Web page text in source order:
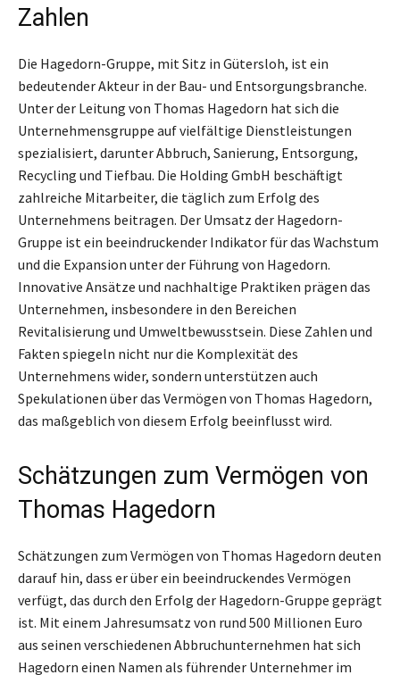
Zahlen
Die Hagedorn-Gruppe, mit Sitz in Gütersloh, ist ein
bedeutender Akteur in der Bau- und Entsorgungsbranche.
Unter der Leitung von Thomas Hagedorn hat sich die
Unternehmensgruppe auf vielfältige Dienstleistungen
spezialisiert, darunter Abbruch, Sanierung, Entsorgung,
Recycling und Tiefbau. Die Holding GmbH beschäftigt
zahlreiche Mitarbeiter, die täglich zum Erfolg des
Unternehmens beitragen. Der Umsatz der Hagedorn-
Gruppe ist ein beeindruckender Indikator für das Wachstum
und die Expansion unter der Führung von Hagedorn.
Innovative Ansätze und nachhaltige Praktiken prägen das
Unternehmen, insbesondere in den Bereichen
Revitalisierung und Umweltbewusstsein. Diese Zahlen und
Fakten spiegeln nicht nur die Komplexität des
Unternehmens wider, sondern unterstützen auch
Spekulationen über das Vermögen von Thomas Hagedorn,
das maßgeblich von diesem Erfolg beeinflusst wird.
Schätzungen zum Vermögen von
Thomas Hagedorn
Schätzungen zum Vermögen von Thomas Hagedorn deuten
darauf hin, dass er über ein beeindruckendes Vermögen
verfügt, das durch den Erfolg der Hagedorn-Gruppe geprägt
ist. Mit einem Jahresumsatz von rund 500 Millionen Euro
aus seinen verschiedenen Abbruchunternehmen hat sich
Hagedorn einen Namen als führender Unternehmer im